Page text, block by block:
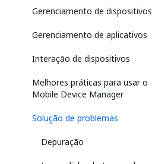
Gerenciamento de dispositivos
Gerenciamento de aplicativos
Interação de dispositivos
Melhores práticas para usar o
Mobile Device Manager
Solução de problemas
Depuração